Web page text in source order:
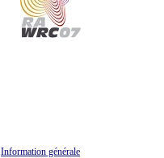
Information générale